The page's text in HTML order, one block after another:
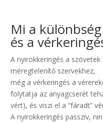
Mi a
és a
A nyirokkeringés a
méregtelenítő szervekhez,
még a vérkeringés a
folytatja az anyagcserét
vért), és viszi el a “fáradt”
A nyirokkeringés passzív,